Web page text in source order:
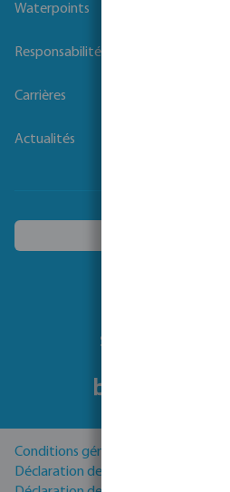
Waterpoints
Responsabilité sociale des entreprises
Carrières
Actualités
Suivez-nous
Conditions générales
Déclaration de Confidentialité